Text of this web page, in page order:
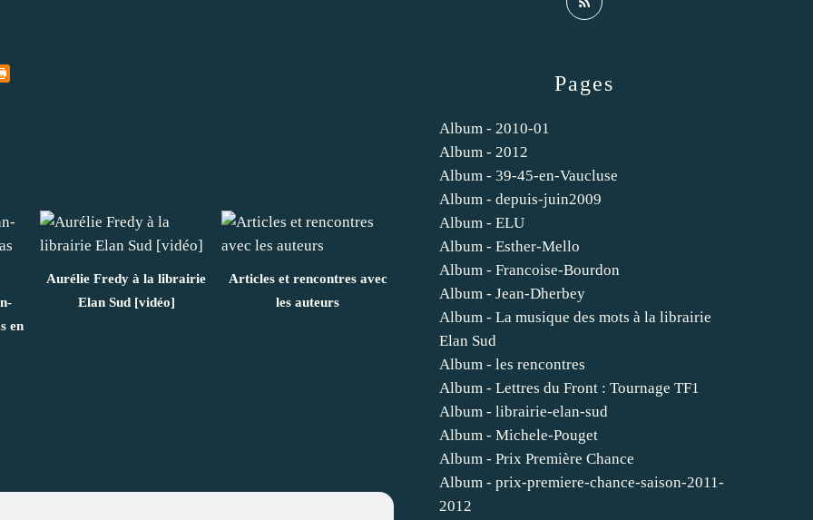
en
Aurélie Fredy à la librairie
Elan Sud [vidéo]
Articles et rencontres avec
les auteurs
Pages
Album - 2010-01
Album - 2012
Album - 39-45-en-Vaucluse
Album - depuis-juin2009
Album - ELU
Album - Esther-Mello
Album - Francoise-Bourdon
Album - Jean-Dherbey
Album - La musique des mots à la librairie
Elan Sud
Album - les rencontres
Album - Lettres du Front : Tournage TF1
Album - librairie-elan-sud
Album - Michele-Pouget
Album - Prix Première Chance
Album - prix-premiere-chance-saison-2011-
2012